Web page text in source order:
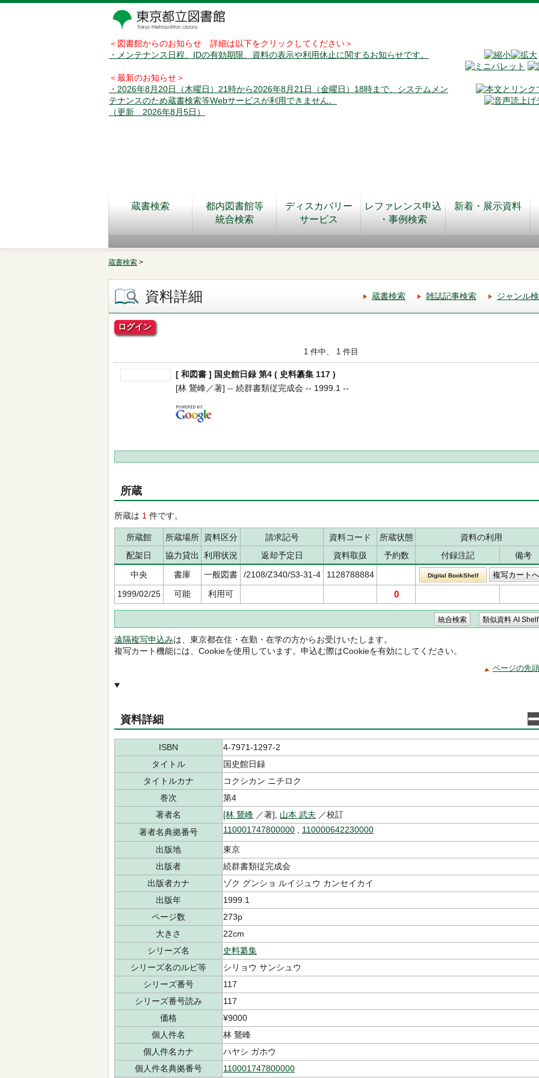
＜図書館からのお知らせ 詳細は以下をクリックしてください＞
・メンテナンス日程、IDの有効期限、資料の表示や利用休止に関するお知らせです。
＜最新のお知らせ＞
・2026年8月20日（木曜日）21時から2026年8月21日（金曜日）18時まで、システムメン
テナンスのため蔵書検索等Webサービスが利用できません。
（更新 2026年8月5日）
蔵書検索
都内図書館等
統合検索
ディスカバリー
サービス
レファレンス申込
・事例検索
新着・展示資料
蔵書検索 >
資料詳細 蔵書検索 雑誌記事検索 ジャンル
ログイン
1 件中、 1 件目
[ 和図書 ] 国史館日録 第4 ( 史料纂集 117 )
[林 鵞峰／著] -- 続群書類従完成会 -- 1999.1 --
所蔵
所蔵は 1 件です。
所蔵館 所蔵場所 資料区分 請求記号 資料コード 所蔵状態
資料の利用
配架日
協力貸出 利用状況 返却予定日 資料取扱 予約数 付録注記
備考
中央
書庫 一般図書 /2108/Z340/S3-31-4 1128788884 Digital BookShelf
1999/02/25 可能 利用可 0
遠隔複写申込みは、東京都在住・在勤・在学の方からお受けいたします。
複写カート機能には、Cookieを使用しています。申込む際はCookieを有効にしてください。
ページの先
資料詳細
ISBN
4-7971-1297-2
タイトル
国史館日録
タイトルカナ
コクシカン ニチロク
巻次
第4
著者名
[林 鵞峰 ／著], 山本 武夫 ／校訂
著者名典拠番号
110001747800000 110000642230000
出版地
東京
出版者
続群書類従完成会
出版者カナ
ゾク グンショ ルイジュウ カンセイカイ
出版年
1999.1
ページ数
273p
大きさ
22cm
シリーズ名
史料纂集
シリーズ名のルビ等
シリョウ サンシュウ
シリーズ番号
117
シリーズ番号読み
117
価格
¥9000
個人件名
林 鵞峰
個人件名カナ
ハヤシ ガホウ
個人件名典拠番号
110001747800000